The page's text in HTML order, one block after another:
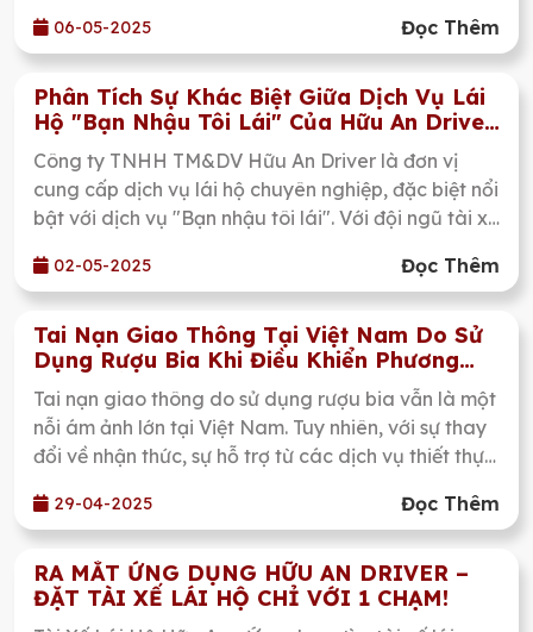
hậu quả nặng nề cho gia đình và xã hội.
06-05-2025 Đọc Thêm
Phân Tích Sự Khác Biệt Giữa Dịch Vụ Lái
Hộ "Bạn Nhậu Tôi Lái" Của Hữu An Driver
Và Dịch Vụ Lái Hộ Cá Nhân
Công ty TNHH TM&DV Hữu An Driver là đơn vị
cung cấp dịch vụ lái hộ chuyên nghiệp, đặc biệt nổi
bật với dịch vụ "Bạn nhậu tôi lái". Với đội ngũ tài xế
đến sự an toàn, bảo mật và thoải mái cho khách
hàng.
02-05-2025 Đọc Thêm
Tai Nạn Giao Thông Tại Việt Nam Do Sử
Dụng Rượu Bia Khi Điều Khiển Phương
Tiện: Vấn Nạn Và Giải Pháp Từ Dịch Vụ
"Bạn Nhậu Tôi Lái"
Tai nạn giao thông do sử dụng rượu bia vẫn là một
nỗi ám ảnh lớn tại Việt Nam. Tuy nhiên, với sự thay
đổi về nhận thức, sự hỗ trợ từ các dịch vụ thiết thực
một ngày không xa, chúng ta sẽ không còn phải
chứng kiến những mất mát đau lòng do những
hành động thiếu suy nghĩ sau chén rượu gây ra.
Hãy cùng hành động ngay hôm nay: "Đã uống
rượu bia – gọi Hữu An Driver!" – vì sự an toàn của
29-04-2025 Đọc Thêm
RA MẮT ỨNG DỤNG HỮU AN DRIVER –
ĐẶT TÀI XẾ LÁI HỘ CHỈ VỚI 1 CHẠM!